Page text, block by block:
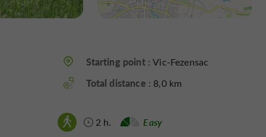
Starting point :Vic-Fezensac
Total distance : 8,0 km
2 h. Easy